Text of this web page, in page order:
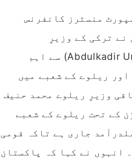
منسٹرز کانفرنس
نے ترکی کے وزیرِ
ٹرانسپورٹ و انفراسٹرکچر عبدالقادر اورالو (Abdulkadir Uralolu) سے اہم
اور ریلوے کے شعبے میں
وزیرِ ریلوے محمد حنیف
کے تحت ریلوے کے شعبے
جاری ہے تاکہ قومی
انہوں نے کہا کہ پاکستان